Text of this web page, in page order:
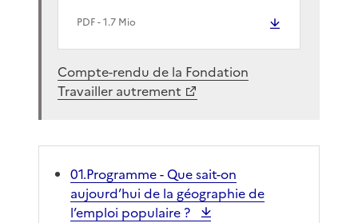
PDF- 1.7 Mio
Compte-rendu de la Fondation
Travailler autrement
01.Programme - Que sait-on
aujourd’hui de la géographie de
l’emploi populaire ?